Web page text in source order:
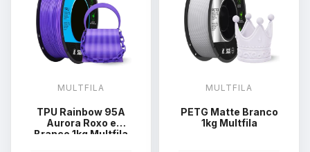
MULTFILA
TPU Rainbow 95A
Aurora Roxo e
Branco 1kg Multfila
MULTFILA
PETG Matte Branco
1kg Multfila